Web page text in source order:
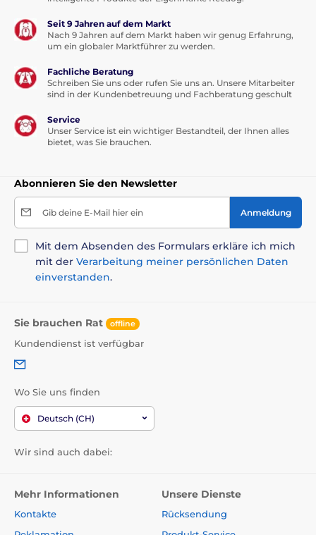
Technische Spezifikationen können ohne vorherige
zur Illustration.
Für kleine Hunde
Für mittelgroße Hunde Für große Hunde
Seit 9 Jahren auf dem Markt
Nach 9 Jahren auf dem Markt haben wir genug Erfahrung,
um ein globaler Marktführer zu werden.
Fachliche Beratung
Schreiben Sie uns oder rufen Sie uns an. Unsere Mitarbeiter
sind in der Kundenbetreuung und Fachberatung geschult
Service
Unser Service ist ein wichtiger Bestandteil, der Ihnen alles
bietet, was Sie brauchen.
Abonnieren Sie den Newsletter
Gib deine E-Mail hier ein Anmeldung
Mit dem Absenden des Formulars erkläre ich mich
mit der Verarbeitung meiner persönlichen Daten
einverstanden.
Sie brauchen Rat offline
Kundendienst ist verfügbar
Wo Sie uns finden
Deutsch (CH)
Wir sind auch dabei:
Mehr Informationen
Kontakte
Unsere Dienste
Rücksendung